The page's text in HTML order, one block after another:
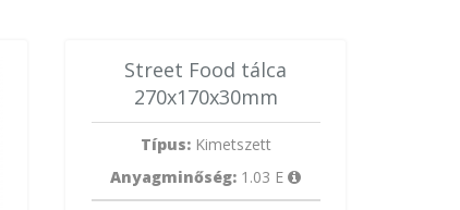
Street Food tálca
270x170x30mm
Típus:Kimetszett
Anyagminőség: 1.03 E